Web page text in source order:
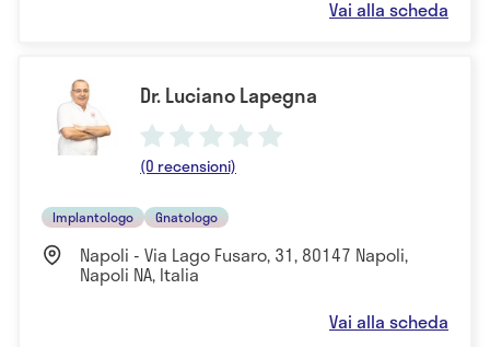
Vai alla scheda
Dr. Luciano Lapegna
(0 recensioni)
Implantologo Gnatologo
Napoli - Via Lago Fusaro, 31, 80147 Napoli,
Napoli NA, Italia
Vai alla scheda